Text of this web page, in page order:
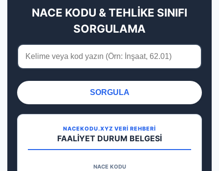
NACE KODU & TEHLİKE SINIFI
SORGULAMA
SORGULA
NACEKODU.XYZ VERİ REHBERİ
FAALİYET DURUM BELGESİ
NACE KODU